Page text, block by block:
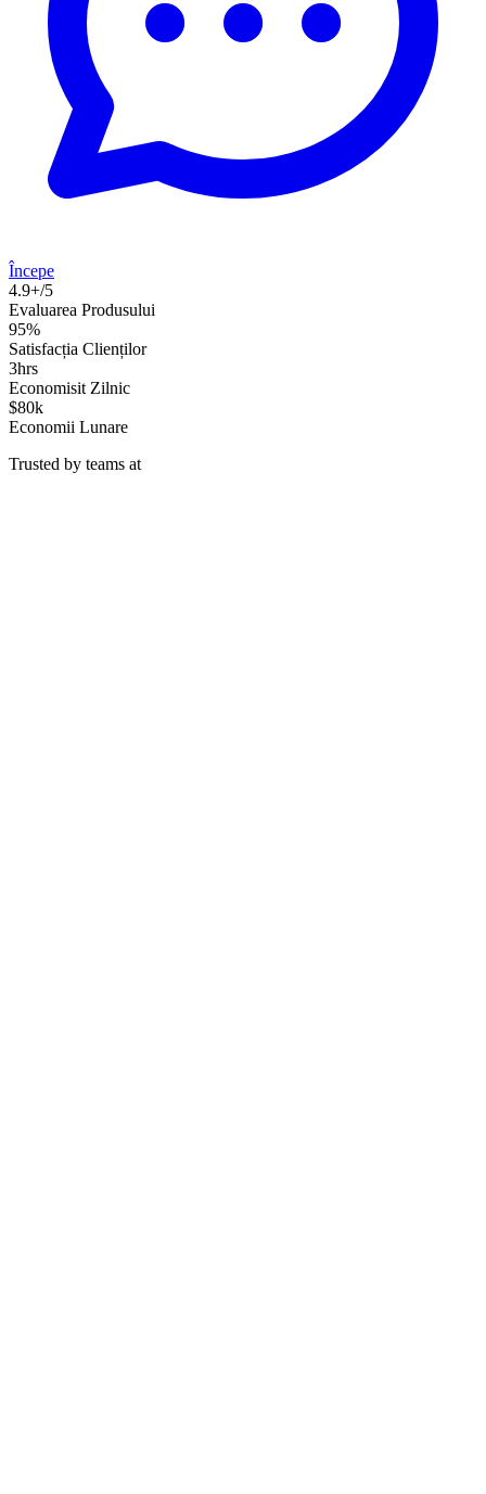
Începe
4.9+/5
Evaluarea Produsului
95%
Satisfacția Clienților
3hrs
Economisit Zilnic
$80k
Economii Lunare
Trusted by teams at